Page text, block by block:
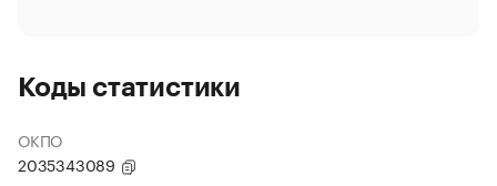
Коды статистики
ОКПО
2035343089